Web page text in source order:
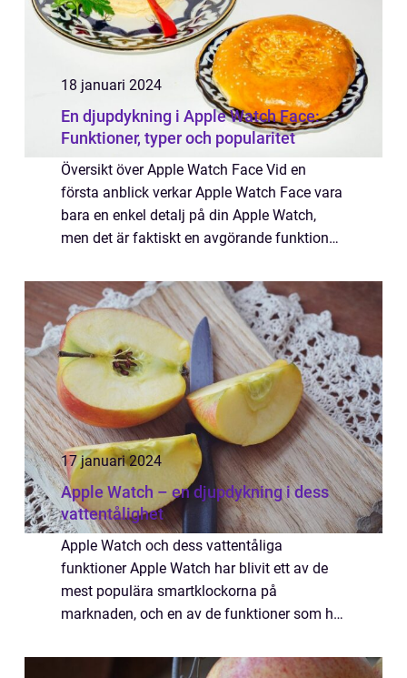
18 januari 2024
En djupdykning i Apple Watch Face:
Funktioner, typer och popularitet
Översikt över Apple Watch Face Vid en
första anblick verkar Apple Watch Face vara
bara en enkel detalj på din Apple Watch,
men det är faktiskt en avgörande funktion
användarupplevelse. Apple Watch Face är
kort sagt d...
17 januari 2024
Apple Watch – en djupdykning i dess
vattentålighet
Apple Watch och dess vattentåliga
funktioner Apple Watch har blivit ett av de
mest populära smartklockorna på
marknaden, och en av de funktioner som har
vattentålighet. I denna artikel kommer vi att